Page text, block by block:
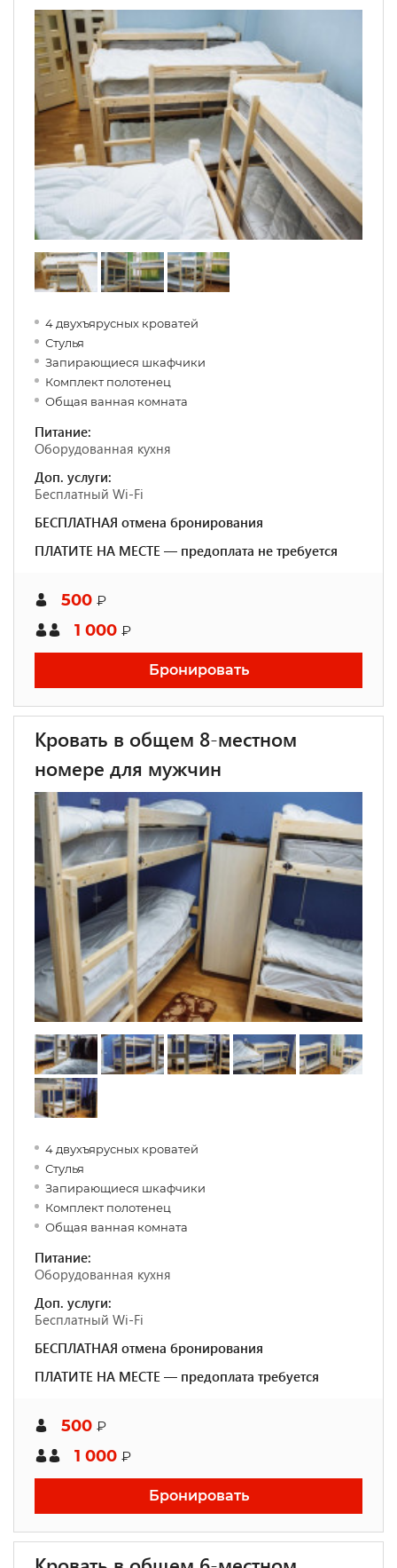
4 двухъярусных кроватей
Стулья
Запирающиеся шкафчики
Комплект полотенец
Общая ванная комната
Питание:
Оборудованная кухня
Доп. услуги:
Бесплатный Wi-Fi
БЕСПЛАТНАЯ отмена бронирования
ПЛАТИТЕ НА МЕСТЕ — предоплата не требуется
500 ₽
1 000 ₽
Бронировать
Кровать в общем 8-местном
номере для мужчин
4 двухъярусных кроватей
Стулья
Запирающиеся шкафчики
Комплект полотенец
Общая ванная комната
Питание:
Оборудованная кухня
Доп. услуги:
Бесплатный Wi-Fi
БЕСПЛАТНАЯ отмена бронирования
ПЛАТИТЕ НА МЕСТЕ — предоплата требуется
500 ₽
1 000 ₽
Бронировать